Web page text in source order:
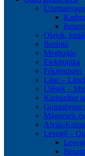
Olajok,
Berántó
Meghajtás
Elektronika
Fékrendszer
Lánc –
Ülések –
Karburátor
Mágnesek
Alváz-
Levegő –